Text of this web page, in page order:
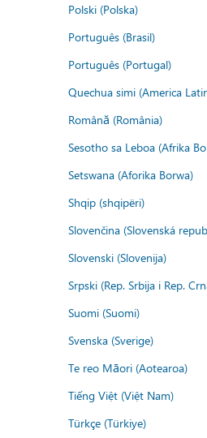
Polski (Polska)
Português (Brasil)
Português (Portugal)
Quechua simi (America
Română (România)
Sesotho sa Leboa (Afrika
Setswana (Aforika Borwa)
Shqip (shqipëri)
Slovenčina (Slovenská
Slovenski (Slovenija)
Srpski (Rep. Srbija i Rep.
Suomi (Suomi)
Svenska (Sverige)
Te reo Māori (Aotearoa)
Tiếng Việt (Việt Nam)
Türkçe (Türkiye)